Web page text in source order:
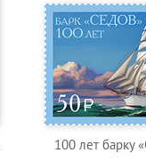
100 лет барку